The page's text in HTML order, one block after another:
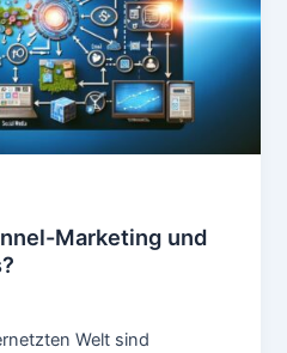
Marketing und
Welt sind